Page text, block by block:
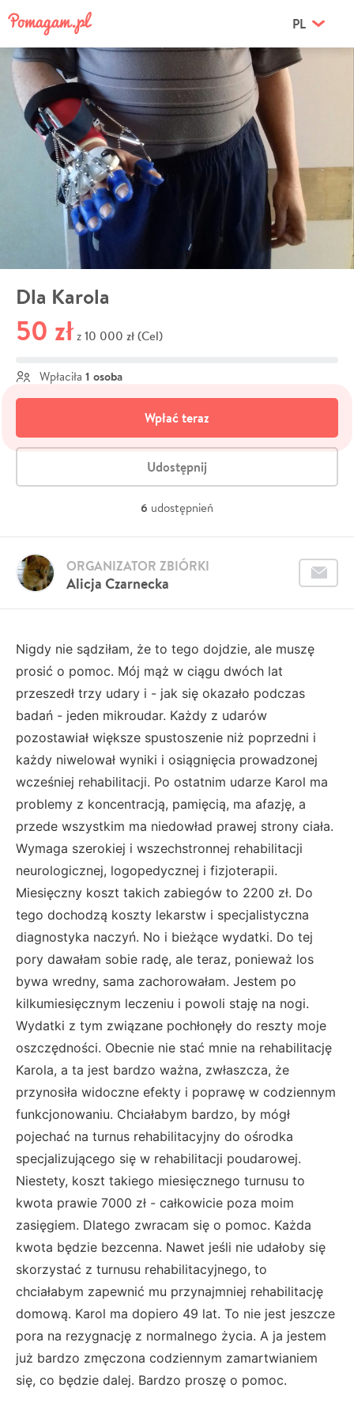
PL
Dla Karola
50 zł z 10 000 zł (Cel)
Wpłaciła 1 osoba
Wpłać teraz
Udostępnij
6 udostępnień
Alicja Czarnecka
ORGANIZATOR ZBIÓRKI
Nigdy nie sądziłam, że to tego dojdzie, ale muszę
prosić o pomoc. Mój mąż w ciągu dwóch lat
przeszedł trzy udary i - jak się okazało podczas
badań - jeden mikroudar. Każdy z udarów
pozostawiał większe spustoszenie niż poprzedni i
każdy niwelował wyniki i osiągnięcia prowadzonej
wcześniej rehabilitacji. Po ostatnim udarze Karol ma
problemy z koncentracją, pamięcią, ma afazję, a
przede wszystkim ma niedowład prawej strony ciała.
Wymaga szerokiej i wszechstronnej rehabilitacji
neurologicznej, logopedycznej i fizjoterapii.
Miesięczny koszt takich zabiegów to 2200 zł. Do
tego dochodzą koszty lekarstw i specjalistyczna
diagnostyka naczyń. No i bieżące wydatki. Do tej
pory dawałam sobie radę, ale teraz, ponieważ los
bywa wredny, sama zachorowałam. Jestem po
kilkumiesięcznym leczeniu i powoli staję na nogi.
Wydatki z tym związane pochłonęły do reszty moje
oszczędności. Obecnie nie stać mnie na rehabilitację
Karola, a ta jest bardzo ważna, zwłaszcza, że
przynosiła widoczne efekty i poprawę w codziennym
funkcjonowaniu. Chciałabym bardzo, by mógł
pojechać na turnus rehabilitacyjny do ośrodka
specjalizującego się w rehabilitacji poudarowej.
Niestety, koszt takiego miesięcznego turnusu to
kwota prawie 7000 zł - całkowicie poza moim
zasięgiem. Dlatego zwracam się o pomoc. Każda
kwota będzie bezcenna. Nawet jeśli nie udałoby się
skorzystać z turnusu rehabilitacyjnego, to
chciałabym zapewnić mu przynajmniej rehabilitację
domową. Karol ma dopiero 49 lat. To nie jest jeszcze
pora na rezygnację z normalnego życia. A ja jestem
już bardzo zmęczona codziennym zamartwianiem
się, co będzie dalej. Bardzo proszę o pomoc.